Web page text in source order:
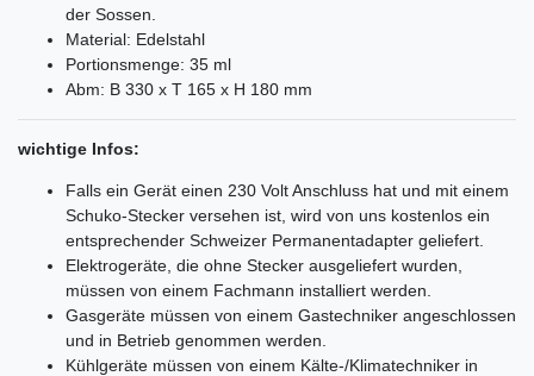
der Sossen.
Material: Edelstahl
Portionsmenge: 35 ml
Abm: B 330 x T 165 x H 180 mm
wichtige Infos:
Falls ein Gerät einen 230 Volt Anschluss hat und mit einem
Schuko-Stecker versehen ist, wird von uns kostenlos ein
entsprechender Schweizer Permanentadapter geliefert.
Elektrogeräte, die ohne Stecker ausgeliefert wurden,
müssen von einem Fachmann installiert werden.
Gasgeräte müssen von einem Gastechniker angeschlossen
und in Betrieb genommen werden.
Kühlgeräte müssen von einem Kälte-/Klimatechniker in